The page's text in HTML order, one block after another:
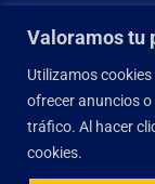
Valoramos tu
Utilizamos
ofrecer anuncios
tráfico. Al hacer
cookies.